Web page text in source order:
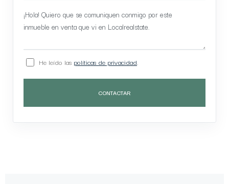
He leído las políticas de privacidad.
CONTACTAR